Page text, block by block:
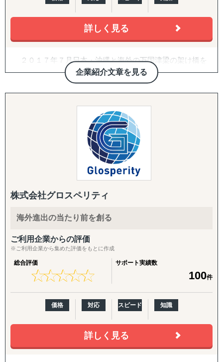
↳ アジア（中華系）：日本・香港・シンガポール・台湾・
韓国
↳ アジア（中東ほか）：ドバイ・サウジアラビア・イン
ド・バングラデシュ・モンゴル
※サポート内容により、対応の可否や得意・不得意な分野
があります。
------------------------------------
◆以下はこれまで当社で実績が多く、特にニーズの高い支
『LocaBrain（ロカブレイン）｜海外進出 現地顧問サービ
↳ AIが出した"答えっぽいもの"を、現地のリアルで答え合
↳ 海外事業を貴社の海外事業担当者として伴走
『LocaForce（ロカフォース）海外販路開拓 現地支援サー
↳ 海外営業支援TEAMによる現地営業の即戦力化
『LocaResearch（ロカリサーチ）海外進出 市場調査サー
↳「どの国で売るか」から「誰に売るか」まで、意思決定
詳しく見る
企業紹介文章を見る
２０１７年７月日本・沖縄と海外の万国津梁の架け橋を
目指して、企業の海外展開支援を目的として沖縄・那覇で
設立。アジア・欧州を中心に沖縄県内・沖縄県外企業の海
外進出・国際展開のサポートを実施しています。２０２２
年７月には観光産業の伸びの著しい石垣市に八重山事務所
沖縄をハブに、台湾・中国・香港・ベトナム・タイ・マ
レーシア・シンガポール・インドネシア・オーストラリ
ア・ニュージーランド・イギリス・ドイツ・ブラジル各国
にパートナーエージェントを配置し、アメリカ合衆国・イ
ンドは提携先を設けていますので、現地でも情報収集、視
察等も直接支援可能、幅広く皆様の海外展開とインバウン
ド事業をサポートしております。
株式会社グロスペリティ
海外進出の当たり前を創る
ご利用企業からの評価
※ご利用企業から集めた評価をもとに作成
総合評価
★★★★★
★★★★★
サポート実績数
100件
価格 対応 スピード 知識
詳しく見る